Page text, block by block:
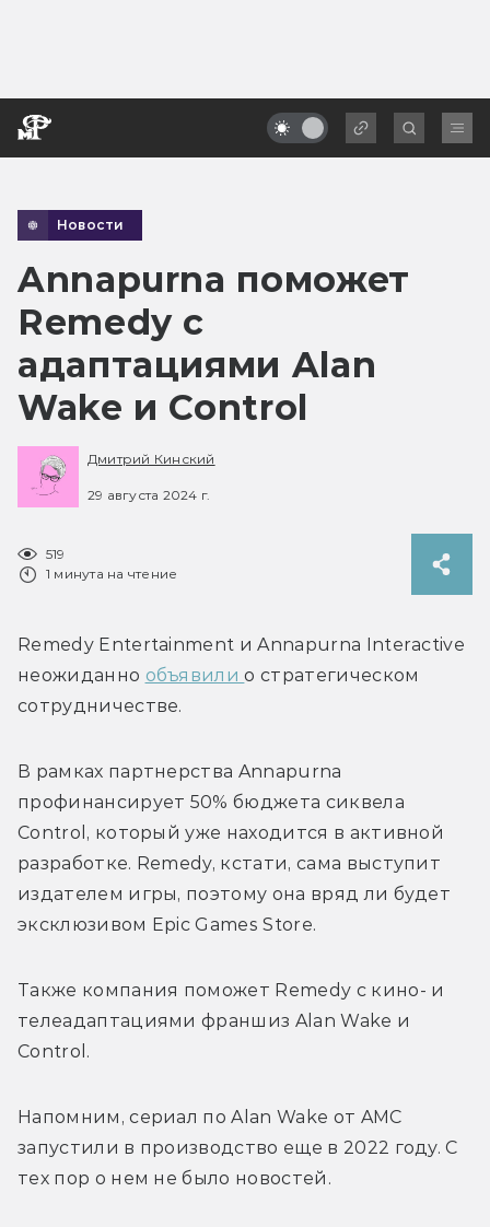
Новости
Annapurna поможет
Remedy с
адаптациями Alan
Wake и Control
Дмитрий Кинский
29 августа 2024 г.
519
1 минута на чтение
Remedy Entertainment и Annapurna Interactive
неожиданно объявили о стратегическом
сотрудничестве.
В рамках партнерства Annapurna
профинансирует 50% бюджета сиквела
Control, который уже находится в активной
разработке. Remedy, кстати, сама выступит
издателем игры, поэтому она вряд ли будет
эксклюзивом Epic Games Store.
Также компания поможет Remedy с кино- и
телеадаптациями франшиз Alan Wake и
Control.
Напомним, сериал по Alan Wake от AMC
запустили в производство еще в 2022 году. С
тех пор о нем не было новостей.